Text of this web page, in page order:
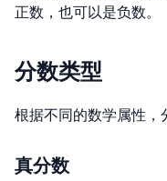
正数，也可以是负数。
分数类型
根据不同的数学属性，
真分数